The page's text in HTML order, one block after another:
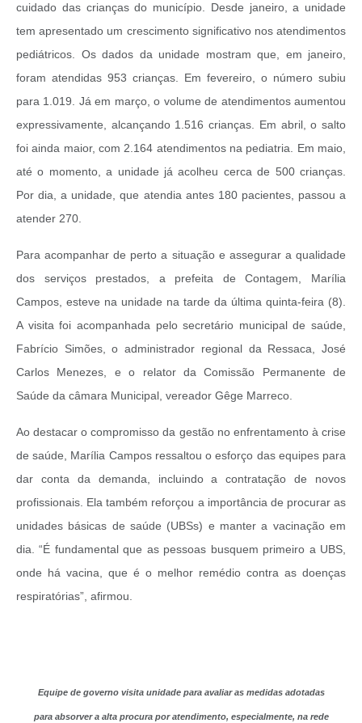
cuidado das crianças do município. Desde janeiro, a unidade
tem apresentado um crescimento significativo nos atendimentos
pediátricos. Os dados da unidade mostram que, em janeiro,
foram atendidas 953 crianças. Em fevereiro, o número subiu
para 1.019. Já em março, o volume de atendimentos aumentou
expressivamente, alcançando 1.516 crianças. Em abril, o salto
foi ainda maior, com 2.164 atendimentos na pediatria. Em maio,
até o momento, a unidade já acolheu cerca de 500 crianças.
Por dia, a unidade, que atendia antes 180 pacientes, passou a
atender 270.
Para acompanhar de perto a situação e assegurar a qualidade
dos serviços prestados, a prefeita de Contagem, Marília
Campos, esteve na unidade na tarde da última quinta-feira (8).
A visita foi acompanhada pelo secretário municipal de saúde,
Fabrício Simões, o administrador regional da Ressaca, José
Carlos Menezes, e o relator da Comissão Permanente de
Saúde da câmara Municipal, vereador Gêge Marreco.
Ao destacar o compromisso da gestão no enfrentamento à crise
de saúde, Marília Campos ressaltou o esforço das equipes para
dar conta da demanda, incluindo a contratação de novos
profissionais. Ela também reforçou a importância de procurar as
unidades básicas de saúde (UBSs) e manter a vacinação em
dia. “É fundamental que as pessoas busquem primeiro a UBS,
onde há vacina, que é o melhor remédio contra as doenças
respiratórias”, afirmou.
Equipe de governo visita unidade para avaliar as medidas adotadas
para absorver a alta procura por atendimento, especialmente, na rede